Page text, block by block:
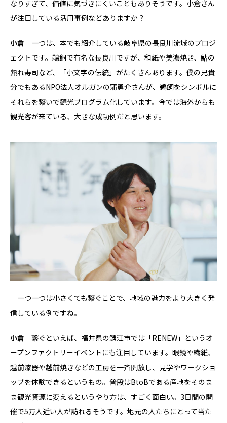
なりすぎて、価値に気づきにくいこともありそうです。小倉さん
が注目している活用事例などありますか？
小倉 一つは、本でも紹介している岐阜県の長良川流域のプロジ
ェクトです。鵜飼で有名な長良川ですが、和紙や美濃焼き、鮎の
熟れ寿司など、「小文字の伝統」がたくさんあります。僕の兄貴
分でもあるNPO法人オルガンの蒲勇介さんが、鵜飼をシンボルに
それらを繋いで観光プログラム化しています。今では海外からも
観光客が来ている、大きな成功例だと思います。
―一つ一つは小さくても繋ぐことで、地域の魅力をより大きく発
信している例ですね。
小倉 繋ぐといえば、福井県の鯖江市では「RENEW」というオ
ープンファクトリーイベントにも注目しています。眼鏡や繊維、
越前漆器や越前焼きなどの工房を一斉開放し、見学やワークショ
ップを体験できるというもの。普段はBtoBである産地をそのま
ま観光資源に変えるというやり方は、すごく面白い。3日間の開
催で5万人近い人が訪れるそうです。地元の人たちにとって当た